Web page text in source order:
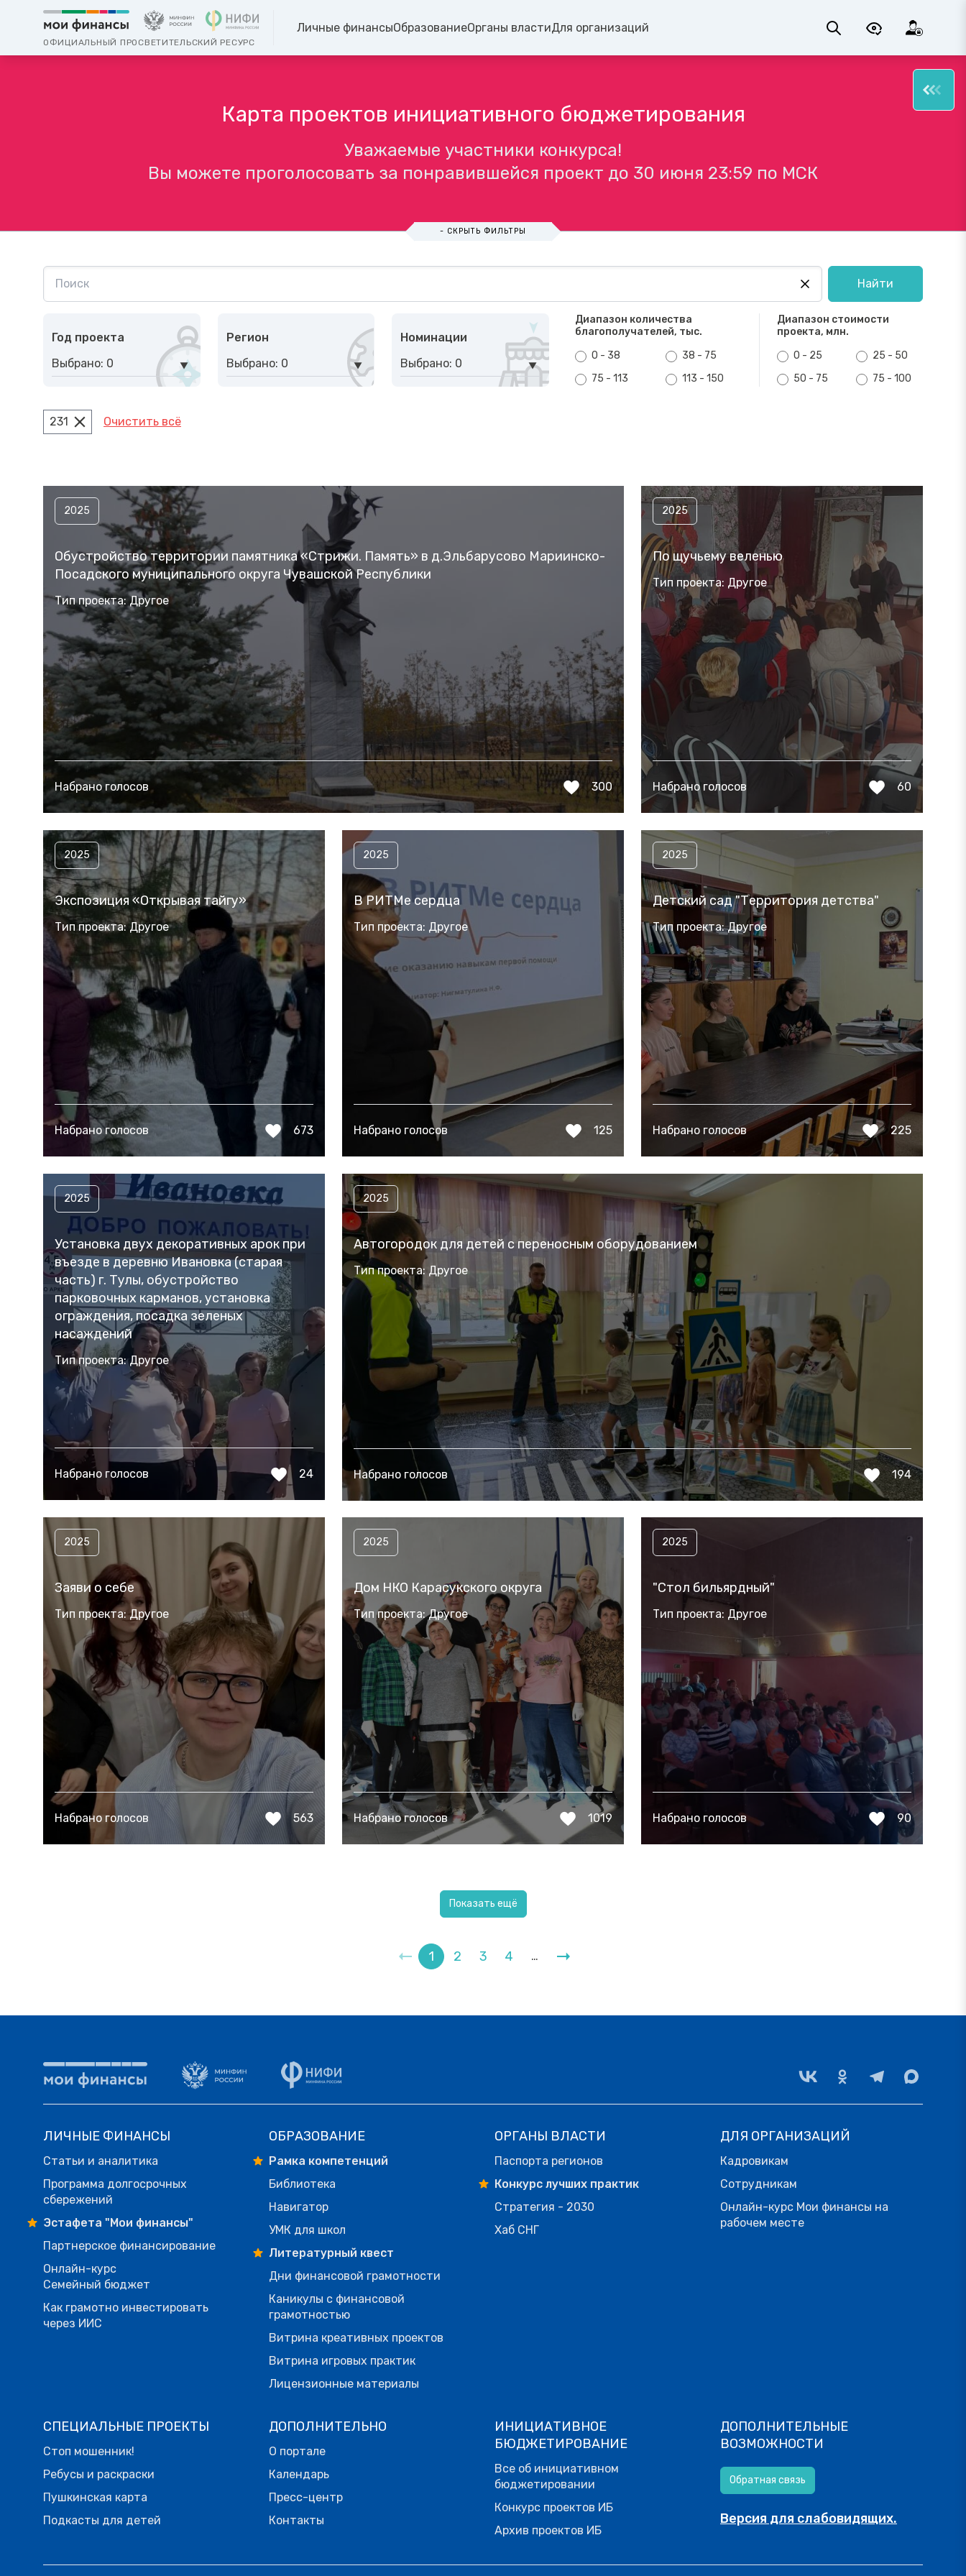
ОФИЦИАЛЬНЫЙ ПРОСВЕТИТЕЛЬСКИЙ РЕСУРС
Личные финансыОбразованиеОрганы властиДля организаций
Карта проектов инициативного бюджетирования
Уважаемые участники конкурса!
Вы можете проголосовать за понравившейся проект до 30 июня 23:59 по МСК
- СКРЫТЬ ФИЛЬТРЫ
Найти
Год проекта
Выбрано: 0
Регион
Выбрано: 0
Номинации
Выбрано: 0
Диапазон количества
благополучателей, тыс.
0 - 38
38 - 75
75 - 113
113 - 150
Диапазон стоимости
проекта, млн.
0 - 25
25 - 50
50 - 75
75 - 100
231 Очистить всё
2025
Обустройство территории памятника «Стрижи. Память» в д.Эльбарусово Мариинско-
Посадского муниципального округа Чувашской Республики
Тип проекта: Другое
Набрано голосов 300
2025
По щучьему веленью
Тип проекта: Другое
Набрано голосов 60
2025
Экспозиция «Открывая тайгу»
Тип проекта: Другое
Набрано голосов 673
2025
В РИТМе сердца
Тип проекта: Другое
Набрано голосов 125
2025
Детский сад "Территория детства"
Тип проекта: Другое
Набрано голосов 225
2025
Автогородок для детей с переносным оборудованием
Тип проекта: Другое
Набрано голосов 194
2025
Установка двух декоративных арок при
въезде в деревню Ивановка (старая
часть) г. Тулы, обустройство
парковочных карманов, установка
ограждения, посадка зеленых
насаждений
Тип проекта: Другое
Набрано голосов 24
2025
Заяви о себе
Тип проекта: Другое
Набрано голосов 563
2025
Дом НКО Карасукского округа
Тип проекта: Другое
Набрано голосов 1019
2025
"Стол бильярдный"
Тип проекта: Другое
Набрано голосов 90
Показать ещё
1 2 3 4 …
ЛИЧНЫЕ ФИНАНСЫ
Статьи и аналитика
Программа долгосрочных
сбережений
Эстафета "Мои финансы"
Партнерское финансирование
Онлайн-курс
Семейный бюджет
Как грамотно инвестировать
через ИИС
ОБРАЗОВАНИЕ
Рамка компетенций
Библиотека
Навигатор
УМК для школ
Литературный квест
Дни финансовой грамотности
Каникулы с финансовой
грамотностью
Витрина креативных проектов
Витрина игровых практик
Лицензионные материалы
ОРГАНЫ ВЛАСТИ
Паспорта регионов
Конкурс лучших практик
Стратегия - 2030
Хаб СНГ
ДЛЯ ОРГАНИЗАЦИЙ
Кадровикам
Сотрудникам
Онлайн-курс Мои финансы на
рабочем месте
СПЕЦИАЛЬНЫЕ ПРОЕКТЫ
Стоп мошенник!
Ребусы и раскраски
Пушкинская карта
Подкасты для детей
ДОПОЛНИТЕЛЬНО
О портале
Календарь
Пресс-центр
Контакты
ИНИЦИАТИВНОЕ
БЮДЖЕТИРОВАНИЕ
Все об инициативном
бюджетировании
Конкурс проектов ИБ
Архив проектов ИБ
ДОПОЛНИТЕЛЬНЫЕ
ВОЗМОЖНОСТИ
Обратная связь
Версия для слабовидящих.